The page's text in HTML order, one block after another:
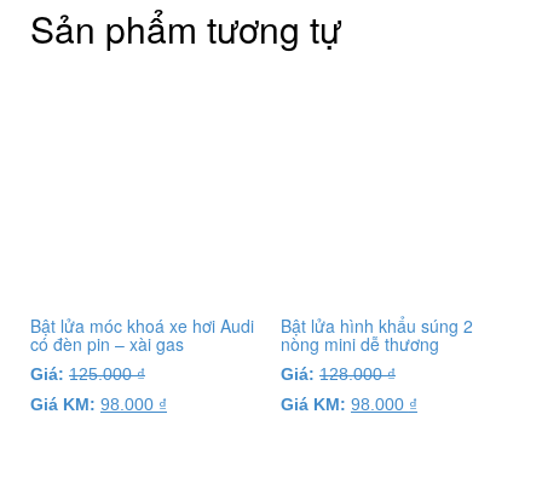
Sản phẩm tương tự
Bật lửa móc khoá xe hơi Audi
có đèn pin – xài gas
Giá: 125.000₫
Giá KM: 98.000 ₫
Bật lửa hình khẩu súng 2
nòng mini dễ thương
Giá: 128.000₫
Giá KM: 98.000 ₫